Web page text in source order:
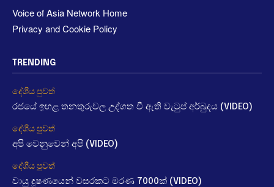
Voice of Asia Network Home
Privacy and Cookie Policy
TRENDING
දේශීය පුවත්
රජයේ ඉහළ තනතුරුවල උද්ගත වී ඇති වැටුප් අර්බුදය (VIDEO)
දේශීය පුවත්
අපි වෙනුවෙන් අපි (VIDEO)
දේශීය පුවත්
වායු දූෂණයෙන් වසරකට මරණ 7000ක් (VIDEO)